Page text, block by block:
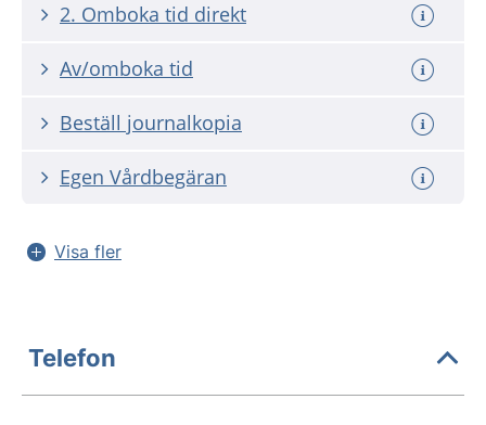
2. Omboka tid direkt
Av/omboka tid
Beställ journalkopia
Egen Vårdbegäran
Visa fler
Telefon